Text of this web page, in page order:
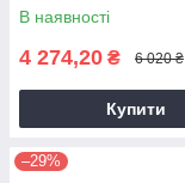
В наявності
4 274,20 ₴ 6 020 ₴
Купити
–29%